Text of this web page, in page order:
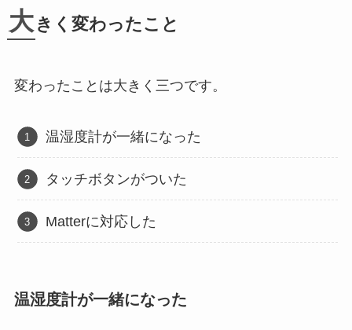
大 きく変わったこと
変わったことは大きく三つです。
温湿度計が一緒になった
タッチボタンがついた
Matterに対応した
温湿度計が一緒になった